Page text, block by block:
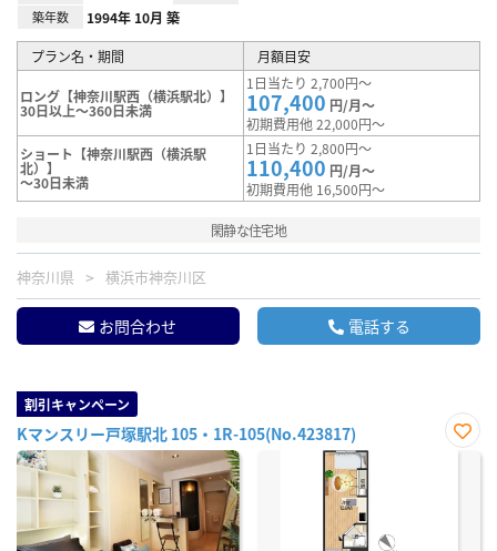
築年数 1994年 10月 築
プラン名・期間 月額目安
ロング【神奈川駅西（横浜駅北）】
30日以上～360日未満
1日当たり 2,700円～
107,400 円/月～
初期費用他 22,000円～
ショート【神奈川駅西（横浜駅
北）】
～30日未満
1日当たり 2,800円～
110,400 円/月～
初期費用他 16,500円～
閑静な住宅地
神奈川県 横浜市神奈川区
お問合わせ 電話する
割引キャンペーン
Kマンスリー戸塚駅北 105・1R-105(No.423817)
お気